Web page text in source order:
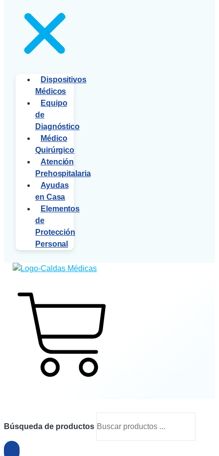
Dispositivos
Médicos
Equipo
de
Diagnóstico
Médico
Quirúrgico
Atención
Prehospitalaria
Ayudas
en Casa
Elementos
de
Protección
Personal
Búsqueda de productos